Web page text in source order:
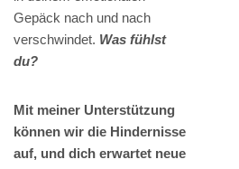
Gepäck nach und nach
verschwindet. Was fühlst
du?
Mit meiner Unterstützung
können wir die Hindernisse
auf, und dich erwartet neue